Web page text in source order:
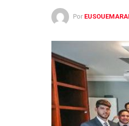
Por